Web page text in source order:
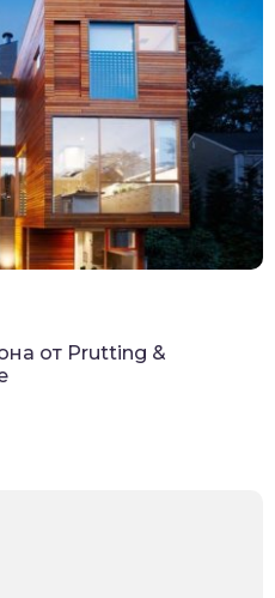
от Prutting &